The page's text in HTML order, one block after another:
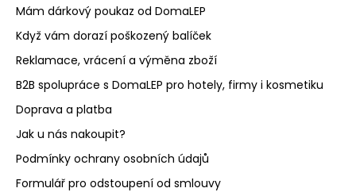
Mám dárkový poukaz od DomaLEP
Když vám dorazí poškozený balíček
Reklamace, vrácení a výměna zboží
B2B spolupráce s DomaLEP pro hotely, firmy i kosmetiku
Doprava a platba
Jak u nás nakoupit?
Podmínky ochrany osobních údajů
Formulář pro odstoupení od smlouvy